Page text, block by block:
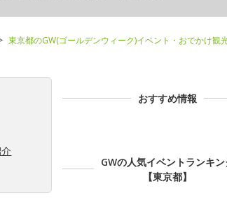
東京都のGW(ゴールデンウィーク)イベント・おでかけ観
おすすめ情報
GWの人気イベントランキン
【東京都】